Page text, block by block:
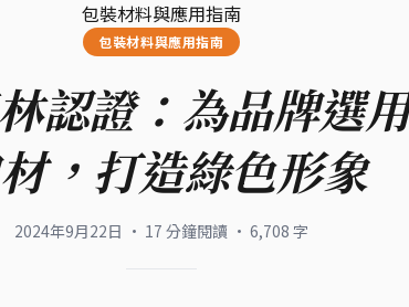
包裝材料與應用指南
包裝材料與應用指南
認證：為品牌選
，打造綠色形象
2024年9月22日 · 17 分鐘閱讀 · 6,708 字